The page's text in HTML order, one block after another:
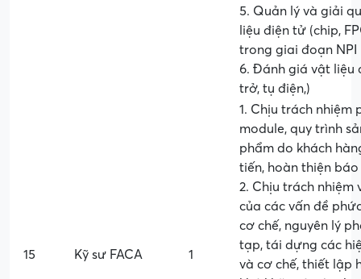
5. Quản lý và giải
liệu điện tử (chip,
trong giai đoạn NPI
6. Đánh giá vật liệu
trở, tụ điện,)
15 Kỹ sư FACA 1
1. Chịu trách nhiệm
module, quy trình
phẩm do khách
tiến, hoàn thiện
2. Chịu trách nhiệm
của các vấn đề
cơ chế, nguyên lý
tạp, tái dựng các
và cơ chế, thiết lập